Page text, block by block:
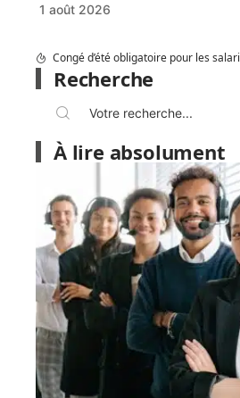
1 août 2026
Recherche
À lire absolument